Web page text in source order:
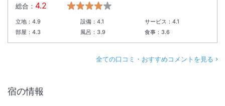
総合： 4.2
立地： 4.9 設備： 4.1 サービス：4.1
部屋： 4.3 風呂： 3.9 食事： 3.6
全ての口コミ・おすすめコメントを見る
宿の情報